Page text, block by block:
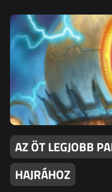
AZ ÖT LEGJOBB
HAJRÁHOZ